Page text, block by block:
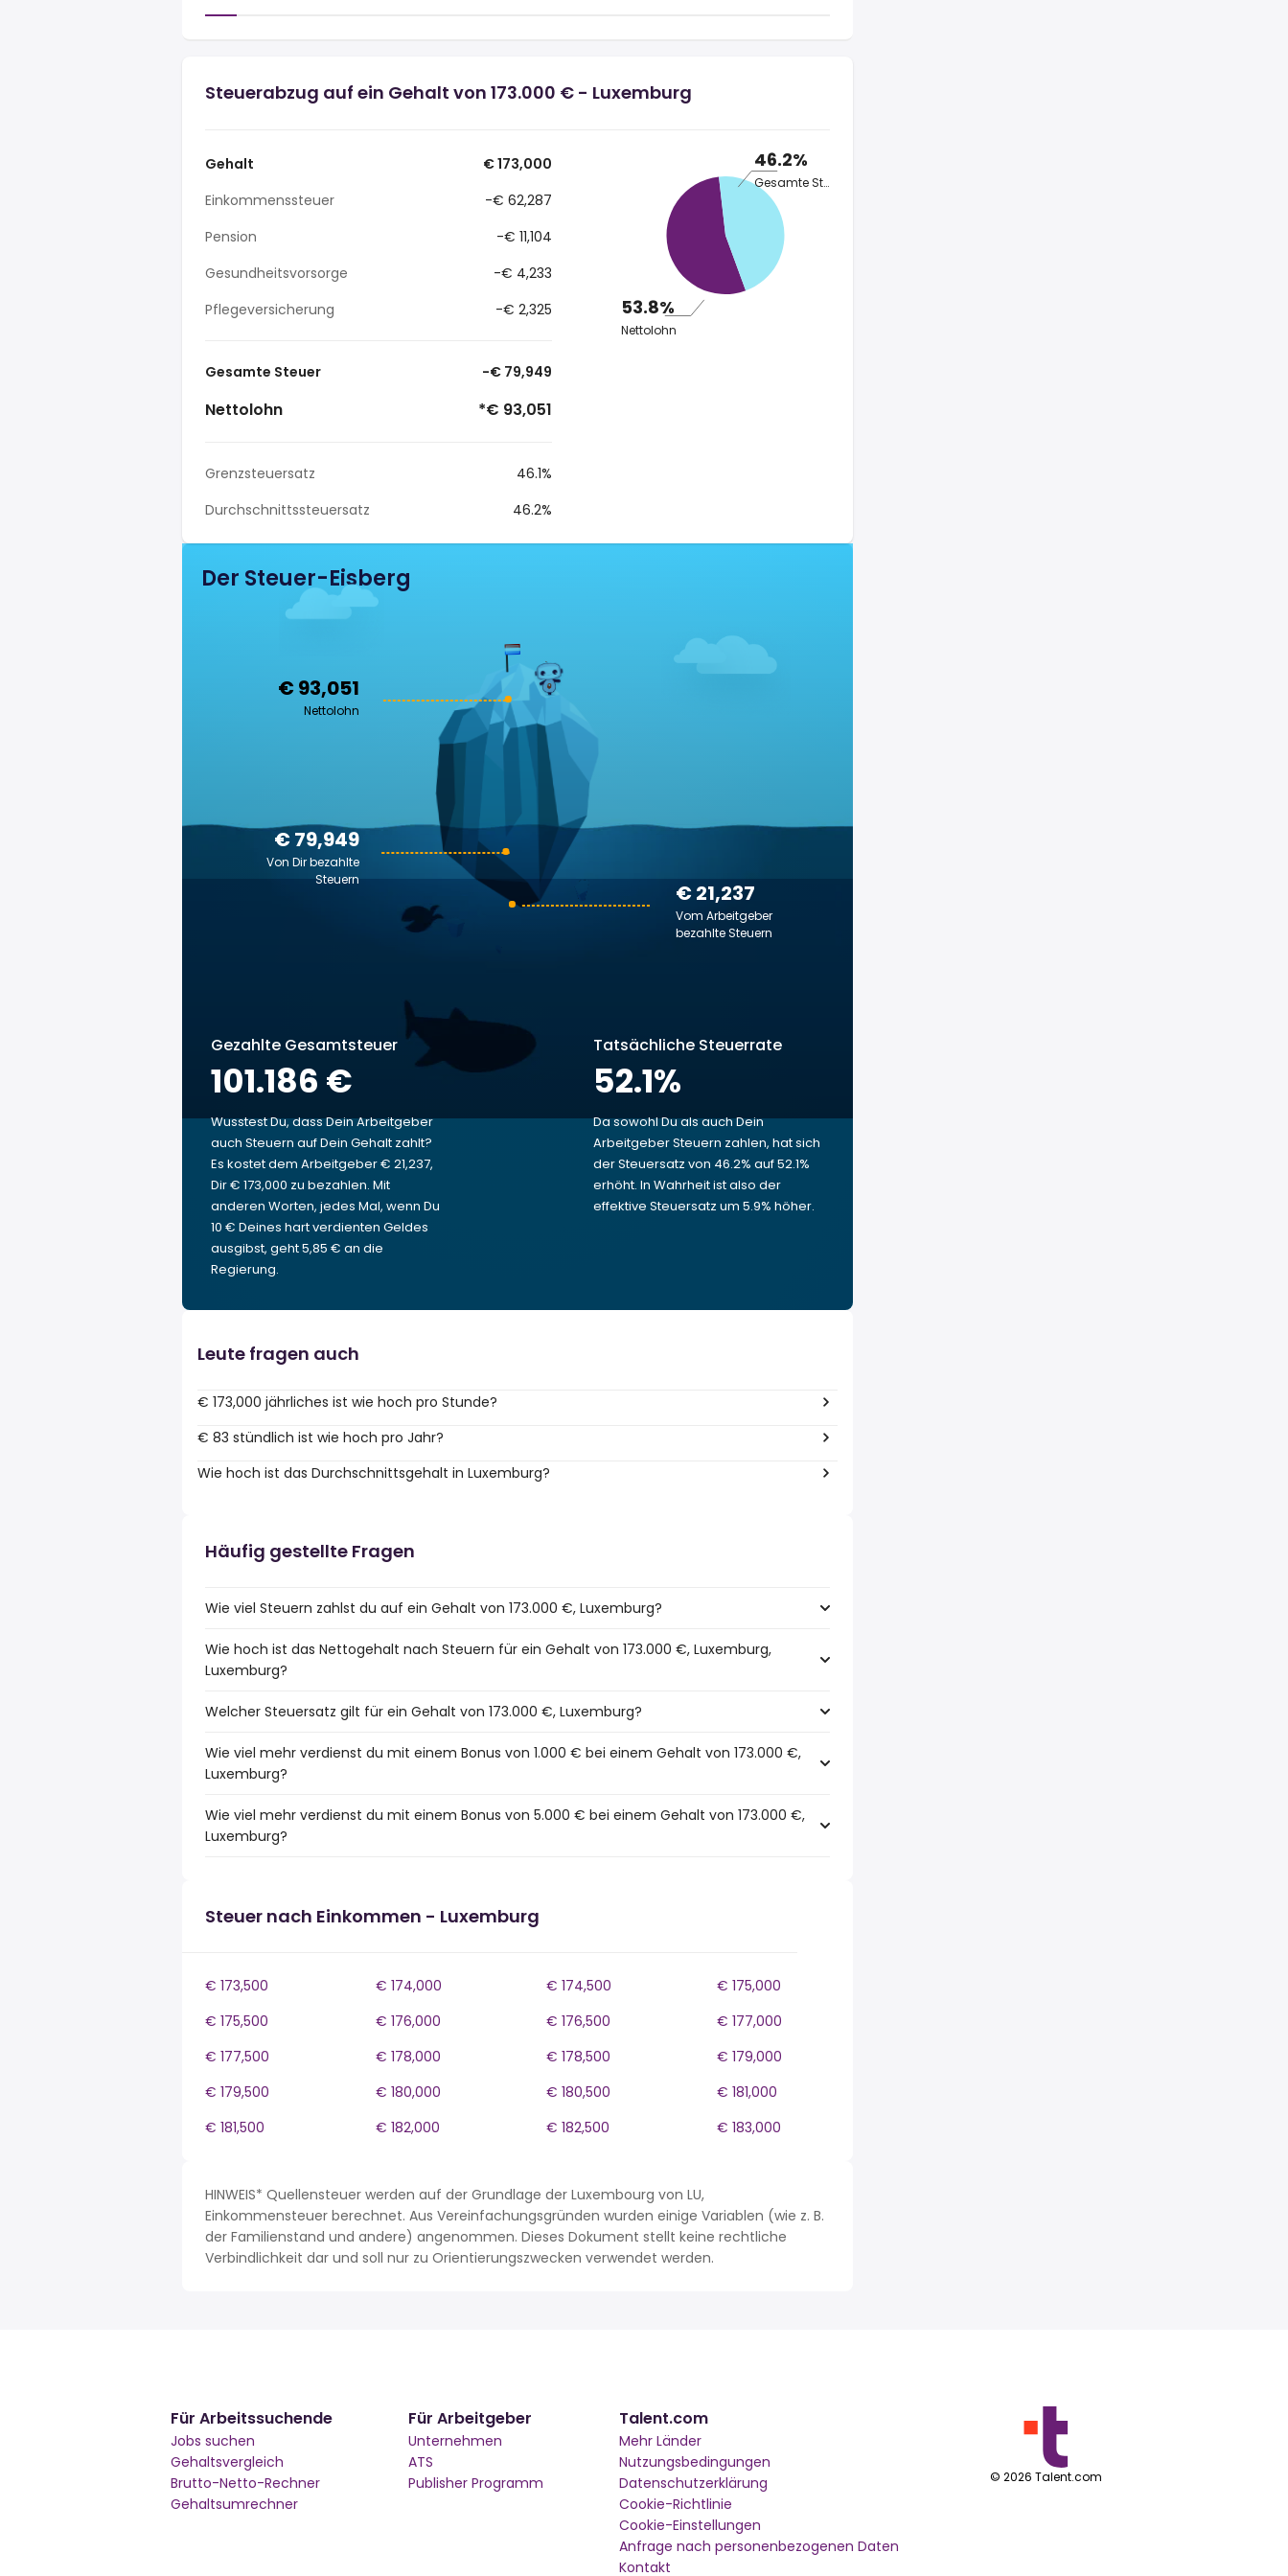
Steuerabzug auf ein Gehalt von 173.000 € - Luxemburg
Gehalt
€ 173,000
Einkommenssteuer
-€ 62,287
Pension
-€ 11,104
Gesundheitsvorsorge
-€ 4,233
Pflegeversicherung
-€ 2,325
Gesamte Steuer -€ 79,949
Nettolohn *€ 93,051
Grenzsteuersatz
46.1%
Durchschnittssteuersatz
46.2%
46.2%
Gesamte Steuer
53.8%
Nettolohn
Der Steuer-Eisberg
€ 93,051
Nettolohn
€ 21,237
Vom Arbeitgeber
bezahlte Steuern
€ 79,949
Von Dir bezahlte
Steuern
Gezahlte Gesamtsteuer
101.186 €
Wusstest Du, dass Dein Arbeitgeber
auch Steuern auf Dein Gehalt zahlt?
Es kostet dem Arbeitgeber € 21,237,
Dir € 173,000 zu bezahlen. Mit
anderen Worten, jedes Mal, wenn Du
10 € Deines hart verdienten Geldes
ausgibst, geht 5,85 € an die
Regierung.
Tatsächliche Steuerrate
52.1%
Da sowohl Du als auch Dein
Arbeitgeber Steuern zahlen, hat sich
der Steuersatz von 46.2% auf 52.1%
erhöht. In Wahrheit ist also der
effektive Steuersatz um 5.9% höher.
Leute fragen auch
€ 173,000 jährliches ist wie hoch pro Stunde?
€ 83 stündlich ist wie hoch pro Jahr?
Wie hoch ist das Durchschnittsgehalt in Luxemburg?
Häufig gestellte Fragen
Wie viel Steuern zahlst du auf ein Gehalt von 173.000 €, Luxemburg?
Wie hoch ist das Nettogehalt nach Steuern für ein Gehalt von 173.000 €, Luxemburg,
Luxemburg?
Welcher Steuersatz gilt für ein Gehalt von 173.000 €, Luxemburg?
Wie viel mehr verdienst du mit einem Bonus von 1.000 € bei einem Gehalt von 173.000 €,
Luxemburg?
Wie viel mehr verdienst du mit einem Bonus von 5.000 € bei einem Gehalt von 173.000 €,
Luxemburg?
Steuer nach Einkommen - Luxemburg
€ 173,500 € 174,000 € 174,500
€ 175,000
€ 175,500
€ 176,000 € 176,500
€ 177,000
€ 177,500
€ 178,000 € 178,500
€ 179,000
€ 179,500
€ 180,000 € 180,500
€ 181,000
€ 181,500
€ 182,000 € 182,500 € 183,000
HINWEIS* Quellensteuer werden auf der Grundlage der Luxembourg von LU,
Einkommensteuer berechnet. Aus Vereinfachungsgründen wurden einige Variablen (wie z. B.
der Familienstand und andere) angenommen. Dieses Dokument stellt keine rechtliche
Verbindlichkeit dar und soll nur zu Orientierungszwecken verwendet werden.
Für Arbeitssuchende
Jobs suchen
Gehaltsvergleich
Brutto-Netto-Rechner
Gehaltsumrechner
Für Arbeitgeber
Unternehmen
ATS
Publisher Programm
Talent.com
Mehr Länder
Nutzungsbedingungen
Datenschutzerklärung
Cookie-Richtlinie
Cookie-Einstellungen
Anfrage nach personenbezogenen Daten
Kontakt
© 2026 Talent.com